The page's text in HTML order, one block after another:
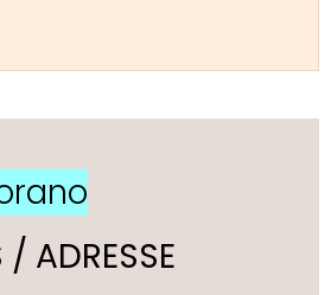
/ ADRESSE